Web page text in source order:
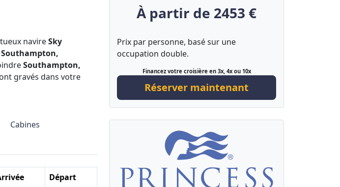
navireSky
Southampton,
Southampton,
gravés dans votre
Cabines
Départ
À partir de 2453 €
Prix par personne, basé sur une
occupation double.
Financez votre croisière en 3x, 4x ou 10x
Réserver maintenant